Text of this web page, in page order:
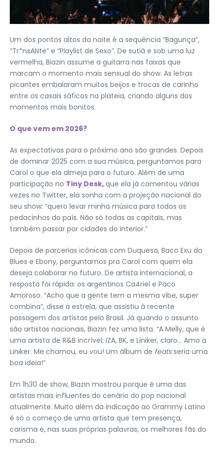
Um dos pontos altos da noite é a sequência “Bagunça”,
“Tr*nsANte” e “Playlist de Sexo”. De sutiã e sob uma luz
vermelha, Biazin assume a guitarra nas faixas que
marcam o momento mais sensual do show. As letras
picantes embalaram muitos beijos e trocas de carinho
entre os casais sáficos na plateia, criando alguns dos
momentos mais bonitos.
O que vem em 2026?
As expectativas para o próximo ano são grandes. Depois
de dominar 2025 com a sua música, perguntamos para
Carol o que ela almeja para o futuro. Além de uma
participação no Tiny Desk,que ela já comentou várias
vezes no Twitter, ela sonha com a projeção nacional do
seu show: “quero levar minha música para todos os
pedacinhos do país. Não só todas as capitais, mas
também passar por cidades do interior.”
Depois de parcerias icônicas com Duquesa, Baco Exu do
Blues e Ebony, perguntamos pra Carol com quem ela
deseja colaborar no futuro. De artista internacional, a
resposta foi rápida: os argentinos Ca4riel e Paco
Amoroso. “Acho que a gente tem a mesma vibe, super
combina”, disse a estrela, que assistiu à recente
passagem dos artistas pelo Brasil. Já quando o assunto
são artistas nacionais, Biazin fez uma lista. “A Melly, que é
uma artista de R&B incrível; IZA, BK, e Liniker, claro… Amo a
Liniker. Me chamou, eu vou! Um álbum de featsseria uma
boa ideia!”
Em 1h30 de show, Biazin mostrou porque é uma das
artistas mais influentes do cenário do pop nacional
atualmente. Muito além da indicação ao Grammy Latino
é só o começo de uma artista que tem presença,
carisma e, nas suas próprias palavras, os melhores fãs do
mundo.